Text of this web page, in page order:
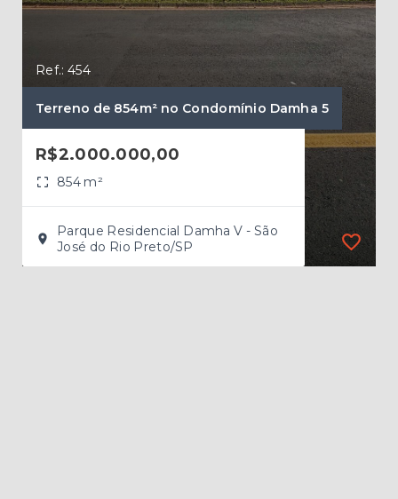
Ref.: 454
Terreno de 854m² no Condomínio Damha 5
R$2.000.000,00
854 m²
Parque Residencial Damha V - São
José do Rio Preto/SP